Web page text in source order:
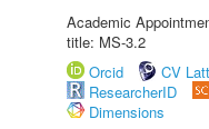
Academic
title: MS-3.2
Orcid
CV
ResearcherID
Dimensions